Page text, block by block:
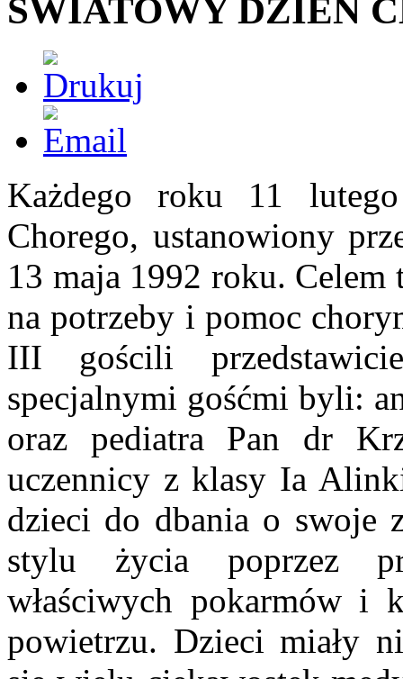
ŚWIATOWY DZIEŃ
Każdego roku 11
Chorego, ustanowiony
13 maja 1992 roku.
na potrzeby i pomoc
III gościli
specjalnymi gośćmi byli:
oraz pediatra Pan dr
uczennicy z klasy Ia
dzieci do dbania o swoje
stylu życia poprzez
właściwych pokarmów i
powietrzu. Dzieci miały